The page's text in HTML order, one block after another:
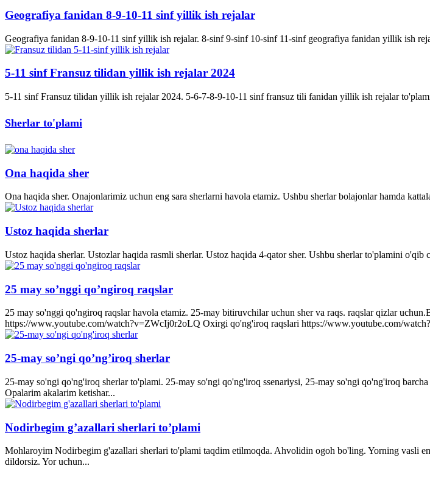
Geografiya fanidan 8-9-10-11 sinf yillik ish rejalar
Geografiya fanidan 8-9-10-11 sinf yillik ish rejalar. 8-sinf 9-sinf 10-sinf 11-sinf geografiya fanidan yillik ish
5-11 sinf Fransuz tilidan yillik ish rejalar 2024
5-11 sinf Fransuz tilidan yillik ish rejalar 2024. 5-6-7-8-9-10-11 sinf fransuz tili fanidan yillik ish rejalar
Sherlar to'plami
Ona haqida sher
Ona haqida sher. Onajonlarimiz uchun eng sara sherlarni havola etamiz. Ushbu sherlar bolajonlar hamda
Ustoz haqida sherlar
Ustoz haqida sherlar. Ustozlar haqida rasmli sherlar. Ustoz haqida 4-qator sher. Ushbu sherlar to'plamini
25 may so’nggi qo’ngiroq raqslar
25 may so'nggi qo'ngiroq raqslar havola etamiz. 25-may bitiruvchilar uchun sher va raqs. raqslar qizlar
https://www.youtube.com/watch?v=ZWcIj0r2oLQ Oxirgi qo'ng'iroq raqslari https://www.youtube.com/
25-may so’ngi qo’ng’iroq sherlar
25-may so'ngi qo'ng'iroq sherlar to'plami. 25-may so'ngi qo'ng'iroq ssenariysi, 25-may so'ngi qo'ng'iroq
Opalarim akalarim ketishar...
Nodirbegim g’azallari sherlari to’plami
Mohlaroyim Nodirbegim g'azallari sherlari to'plami taqdim etilmoqda. Ahvolidin ogoh bo'ling. Yorning vasli
dildorsiz. Yor uchun...